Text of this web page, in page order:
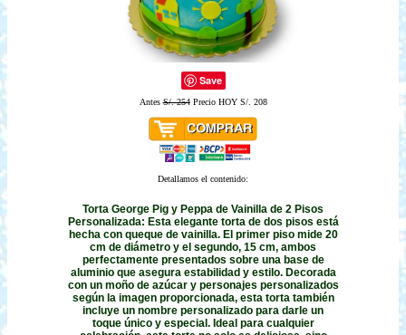
Save
AntesS/. 254Precio HOY S/. 208
Detallamos el contenido:
Torta George Pig y Peppa de Vainilla de 2 Pisos
Personalizada: Esta elegante torta de dos pisos está
hecha con queque de vainilla. El primer piso mide 20
cm de diámetro y el segundo, 15 cm, ambos
perfectamente presentados sobre una base de
aluminio que asegura estabilidad y estilo. Decorada
con un moño de azúcar y personajes personalizados
según la imagen proporcionada, esta torta también
incluye un nombre personalizado para darle un
toque único y especial. Ideal para cualquier